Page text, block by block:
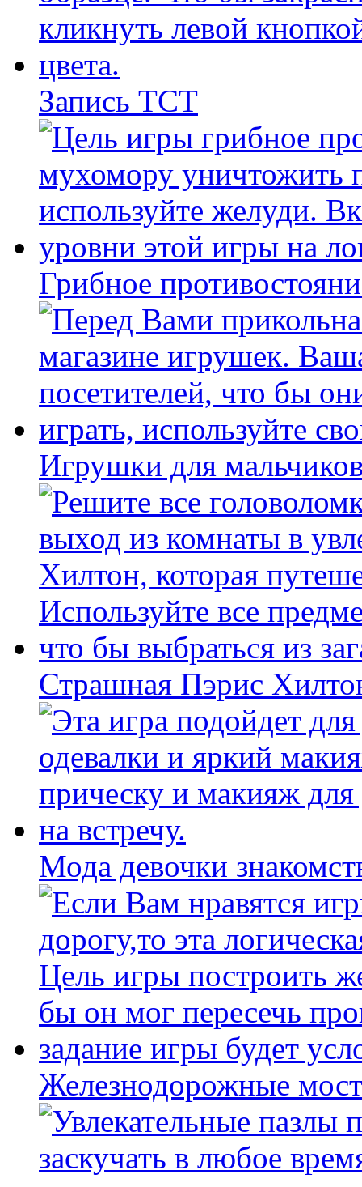
Запись ТСТ
Грибное
Игрушки для
Страшная Пэрис
Мода девочки
Железнодорожные